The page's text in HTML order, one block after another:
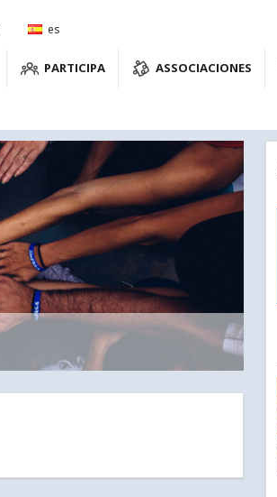
es
PARTICIPA ASSOCIACIONES